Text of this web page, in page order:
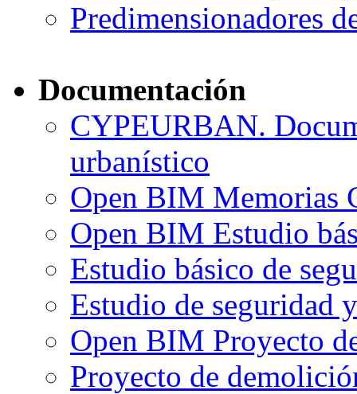
Predimensionadores
Documentación
CYPEURBAN.
urbanístico
Open BIM Memorias
Open BIM Estudio
Estudio básico de
Estudio de seguridad
Open BIM Proyecto
Proyecto de